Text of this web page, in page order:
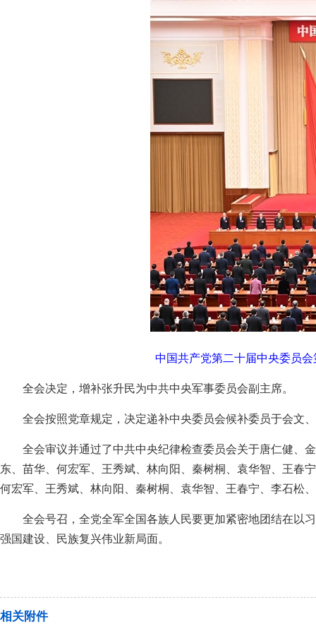
中国共产党第二十届中央委员
全会决定，增补张升民为中共中央军事委员会副主席。
全会按照党章规定，决定递补中央委员会候补委员于会文
全会审议并通过了中共中央纪律检查委员会关于唐仁健、
东、苗华、何宏军、王秀斌、林向阳、秦树桐、袁华智、王春
何宏军、王秀斌、林向阳、秦树桐、袁华智、王春宁、李石松
全会号召，全党全军全国各族人民要更加紧密地团结在以
强国建设、民族复兴伟业新局面。
相关附件